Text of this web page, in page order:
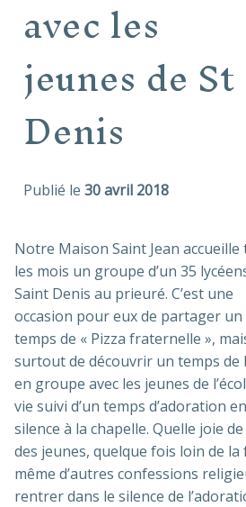
avec les
jeunes de St
Denis
Publié le 30 avril 2018
Notre Maison Saint Jean accueille
les mois un groupe d’un 35
Saint Denis au prieuré. C’est une
occasion pour eux de partager un
temps de « Pizza fraternelle »,
surtout de découvrir un temps de
en groupe avec les jeunes de
vie suivi d’un temps d’adoration en
silence à la chapelle. Quelle joie
des jeunes, quelque fois loin de la
même d’autres confessions
rentrer dans le silence de